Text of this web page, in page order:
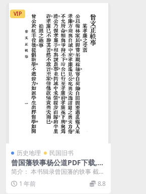
VIP
历史地理 民国旧书
曾国藩轶事杨公道PDF下载,曾
国藩史料
简介： 本书辑录曾国藩的轶事 截
图： 目录： 某孝廉之受窘 拍照...
1 年前 8.8